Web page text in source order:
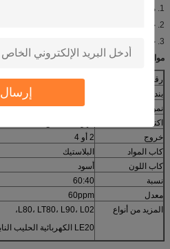
إرسال
1. ملحق الأكثر أهمية بالنسبة للنظام الحلب.
2. جزء ضروري لآلة الحلب.
3. جزءا لا غنى عنه في حلب صالون.
مواصفات:
رقم الموديل
HL-P01
بند
نموذج
L80
اكتب
خروج
2 أو 4
كاب المواد
البلاستيك
كاب اللون
أسود
نسبة
60:40
معدل
60ppm
المزيد من أنواع
L80، LT80، L90، L02،
LE20 الكهربائية الحليب النابض، الإسبانية الكهربائية النابض